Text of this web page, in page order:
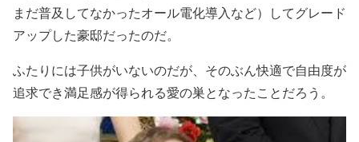
まだ普及してなかったオール電化導入など）してグレード
アップした豪邸だったのだ。
ふたりには子供がいないのだが、そのぶん快適で自由度が
追求でき満足感が得られる愛の巣となったことだろう。